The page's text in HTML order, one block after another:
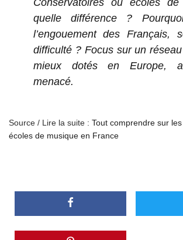
Conservatoires ou écoles de
quelle différence ?
l’engouement des Français,
difficulté ? Focus sur un
mieux dotés en Europe,
menacé.
Source / Lire la suite : Tout comprendre sur
écoles de musique en France